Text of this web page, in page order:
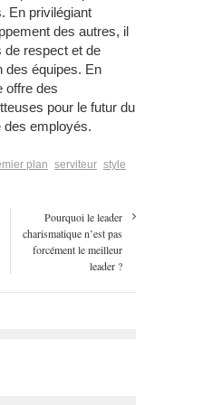
En privilégiant
des autres, il
de respect et de
des équipes. En
offre des
pour le futur du
des employés.
plan serviteur style
Pourquoi le leader
charismatique n’est pas
forcément le meilleur
leader ?